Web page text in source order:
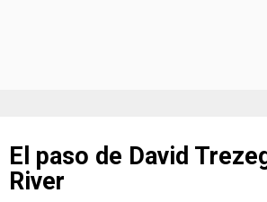
El paso de David
River